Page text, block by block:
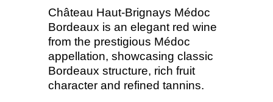
Château Haut-Brignays Médoc
Bordeaux is an elegant red wine
from the prestigious Médoc
appellation, showcasing classic
Bordeaux structure, rich fruit
character and refined tannins.